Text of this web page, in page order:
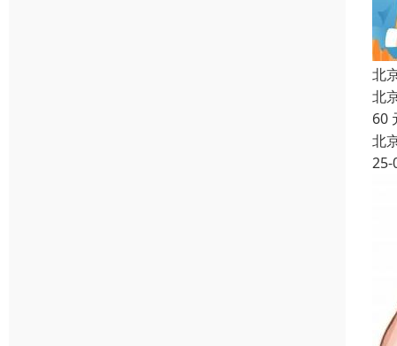
北
北
60
北
25-